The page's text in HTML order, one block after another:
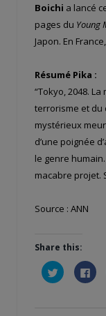
Boichi a lancé
pages du Young
Japon. En
Résumé Pika :
“Tokyo, 2048.
terrorisme et du
mystérieux
d’une poignée
le genre humain.
macabre projet.
Source : ANN
Share this:
Cliquez
pour
partager